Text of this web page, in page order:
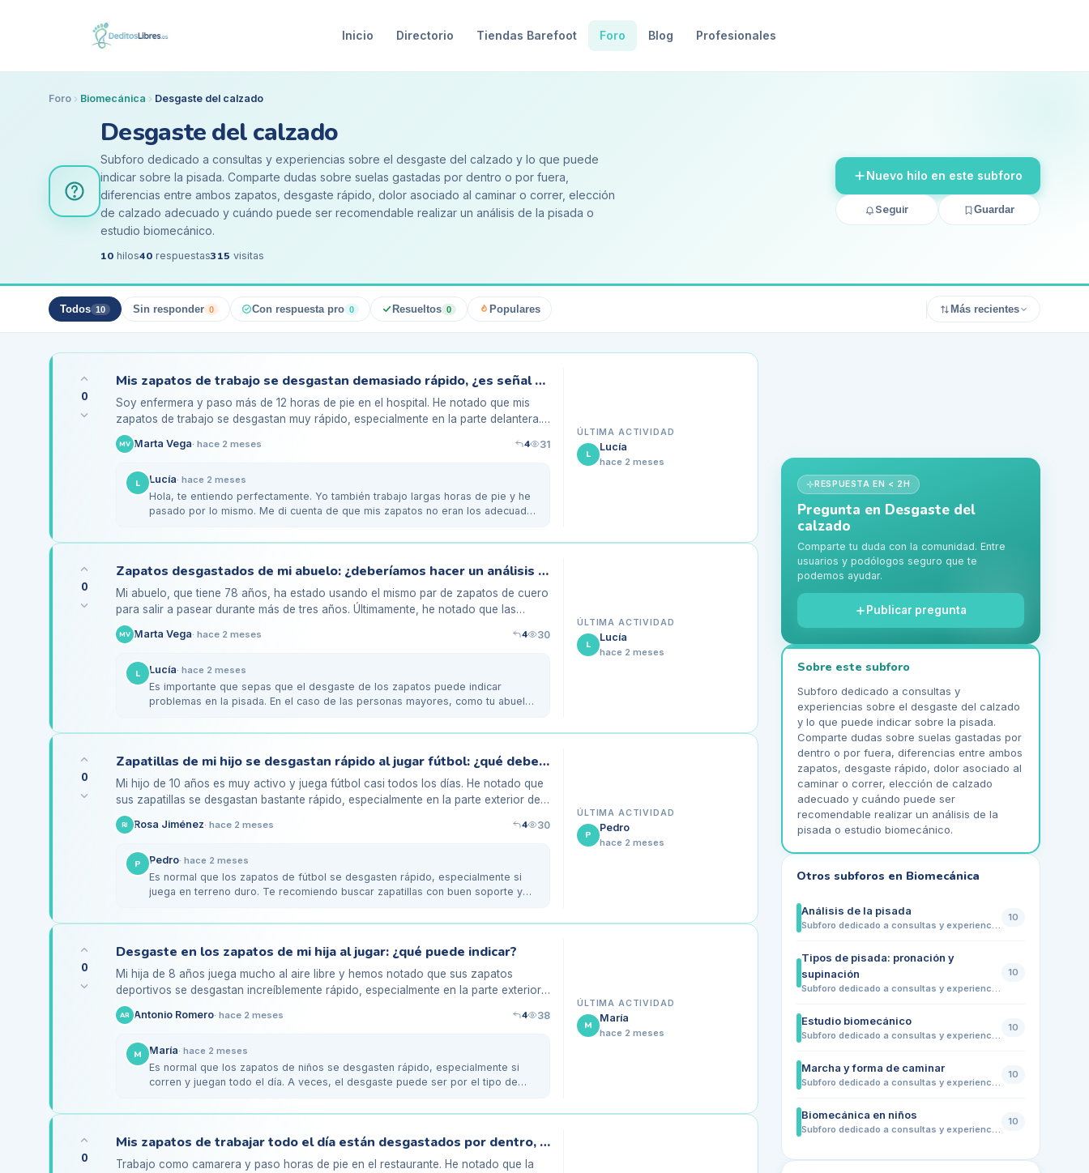
Inicio Directorio Tiendas Barefoot Foro Blog Profesionales
Foro Biomecánica Desgaste del calzado
Desgaste del calzado
Subforo dedicado a consultas y experiencias sobre el desgaste del calzado y lo que puede
indicar sobre la pisada. Comparte dudas sobre suelas gastadas por dentro o por fuera,
diferencias entre ambos zapatos, desgaste rápido, dolor asociado al caminar o correr, elección
de calzado adecuado y cuándo puede ser recomendable realizar un análisis de la pisada o
estudio biomecánico.
10 hilos40 respuestas315 visitas
Nuevo hilo en este subforo
Seguir Guardar
Todos 10 Sin responder 0 Con respuesta pro 0 Resueltos 0 Populares Más recientes
0
Mis zapatos de trabajo se desgastan demasiado rápido, ¿es señal de problemas en mis pies?
Soy enfermera y paso más de 12 horas de pie en el hospital. He notado que mis
zapatos de trabajo se desgastan muy rápido, especialmente en la parte delantera.
Al final del día,…
MV Marta Vega· hace 2 meses 4 31
L Lucía· hace 2 meses
Hola, te entiendo perfectamente. Yo también trabajo largas horas de pie y he
pasado por lo mismo. Me di cuenta de que mis zapatos no eran los adecuados
ÚLTIMA ACTIVIDAD
L
Lucía
hace 2 meses
0
Zapatos desgastados de mi abuelo: ¿deberíamos hacer un análisis de su pisada?
Mi abuelo, que tiene 78 años, ha estado usando el mismo par de zapatos de cuero
para salir a pasear durante más de tres años. Últimamente, he notado que las
suelas están bastante…
MV Marta Vega· hace 2 meses 4 30
L Lucía· hace 2 meses
Es importante que sepas que el desgaste de los zapatos puede indicar
problemas en la pisada. En el caso de las personas mayores, como tu abuelo,
ÚLTIMA ACTIVIDAD
L
Lucía
hace 2 meses
0
Zapatillas de mi hijo se desgastan rápido al jugar fútbol: ¿qué deberíamos hacer?
Mi hijo de 10 años es muy activo y juega fútbol casi todos los días. He notado que
sus zapatillas se desgastan bastante rápido, especialmente en la parte exterior de
la suela. Me…
RJ Rosa Jiménez· hace 2 meses 4 30
P Pedro· hace 2 meses
Es normal que los zapatos de fútbol se desgasten rápido, especialmente si
juega en terreno duro. Te recomiendo buscar zapatillas con buen soporte y
ÚLTIMA ACTIVIDAD
P
Pedro
hace 2 meses
0
Desgaste en los zapatos de mi hija al jugar: ¿qué puede indicar?
Mi hija de 8 años juega mucho al aire libre y hemos notado que sus zapatos
deportivos se desgastan increíblemente rápido, especialmente en la parte exterior
del talón. Me preocupa…
AR Antonio Romero· hace 2 meses 4 38
M María· hace 2 meses
Es normal que los zapatos de niños se desgasten rápido, especialmente si
corren y juegan todo el día. A veces, el desgaste puede ser por el tipo de
ÚLTIMA ACTIVIDAD
M
María
hace 2 meses
0
Mis zapatos de trabajar todo el día están desgastados por dentro, ¿debería preocuparme?
Trabajo como camarera y paso horas de pie en el restaurante. He notado que la
RESPUESTA EN < 2H
Pregunta en Desgaste del
calzado
Comparte tu duda con la comunidad. Entre
usuarios y podólogos seguro que te
podemos ayudar.
Publicar pregunta
Sobre este subforo
Subforo dedicado a consultas y
experiencias sobre el desgaste del calzado
y lo que puede indicar sobre la pisada.
Comparte dudas sobre suelas gastadas por
dentro o por fuera, diferencias entre ambos
zapatos, desgaste rápido, dolor asociado al
caminar o correr, elección de calzado
adecuado y cuándo puede ser
recomendable realizar un análisis de la
pisada o estudio biomecánico.
Otros subforos en Biomecánica
Análisis de la pisada
Subforo dedicado a consultas y experiencias sobre el análisis de la pisada y su relación con la salud del pie. Comparte dudas sobre pronación, supinación, pie plano, pie cavo, desgaste del calzado, dolor al caminar o correr, necesidad de plantillas y cuándo puede ser recomendable realizar un estudio biomecánico con un profesional.
10
Tipos de pisada: pronación y
supinación
Subforo dedicado a consultas y experiencias sobre los distintos tipos de pisada, especialmente pronación, supinación y pisada neutra. Comparte dudas sobre desgaste del calzado, dolor en pies, rodillas o cadera, elección de zapatillas, uso de plantillas y cuándo puede ser recomendable realizar un estudio biomecánico para valorar la pisada.
10
Estudio biomecánico
Subforo dedicado a consultas y experiencias sobre el estudio biomecánico de la pisada. Comparte dudas sobre cuándo realizarlo, qué pruebas incluye, qué información aporta, relación con dolores en pies, rodillas, cadera o espalda, uso de plantillas personalizadas y cómo puede ayudar a prevenir molestias o mejorar la forma de caminar o correr.
10
Marcha y forma de caminar
Subforo dedicado a consultas y experiencias sobre la forma de caminar y las alteraciones de la marcha. Comparte dudas sobre pisada hacia dentro o hacia fuera, cojera, tropiezos frecuentes, diferencias entre ambos pies, cansancio al caminar, dolor en pies, rodillas, cadera o espalda, y cuándo puede ser recomendable realizar una valoración biomecánica.
10
Biomecánica en niños
Subforo dedicado a consultas y experiencias sobre la biomecánica infantil y la forma de caminar de niños y adolescentes. Comparte dudas sobre pie plano, pie valgo, marcha de puntillas, pisada hacia dentro o hacia fuera, tropiezos frecuentes, dolor en pies o piernas, uso de plantillas y cuándo puede ser recomendable una valoración biomecánica infantil.
10